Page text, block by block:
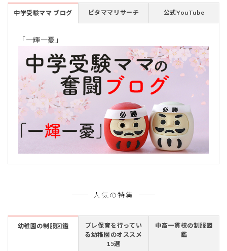
中学受験ママ ブログ ビタママリサーチ 公式YouTube
「一輝一憂」
人気の特集
幼稚園の制服図鑑
プレ保育を行ってい
る幼稚園のオススメ
15選
中高一貫校の制服図
鑑